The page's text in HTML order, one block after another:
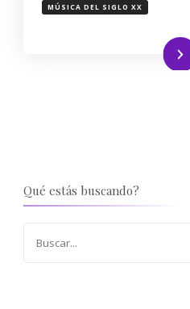
MÚSICA DEL SIGLO XX
Leer más
Qué estás buscando?